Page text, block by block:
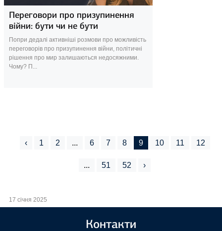
Переговори про призупинення
війни: бути чи не бути
Попри дедалі активніші розмови про можливість
переговорів про призупинення війни, політичні
рішення про мир залишаються недосяжними.
Чому? П...
17 січня 2025
‹ 1 2 ... 6 7 8 9 10 11 12
... 51 52 ›
Контакти